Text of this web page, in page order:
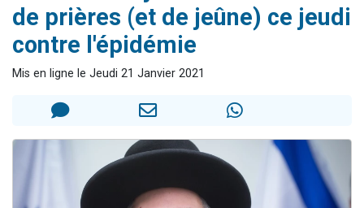
Il reste 49 places pour étudier en groupe sur Zoom
12 nouvelles musiques dans Torah-Box Music
de prières (et de jeûne) ce jeudi
contre l'épidémie
Mis en ligne le Jeudi 21 Janvier 2021